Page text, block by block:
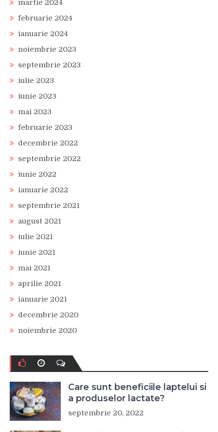
martie 2024
februarie 2024
ianuarie 2024
noiembrie 2023
septembrie 2023
iulie 2023
iunie 2023
mai 2023
februarie 2023
decembrie 2022
septembrie 2022
iunie 2022
ianuarie 2022
septembrie 2021
august 2021
iulie 2021
iunie 2021
mai 2021
aprilie 2021
ianuarie 2021
decembrie 2020
noiembrie 2020
Care sunt beneficiile laptelui si
a produselor lactate?
septembrie 20, 2022